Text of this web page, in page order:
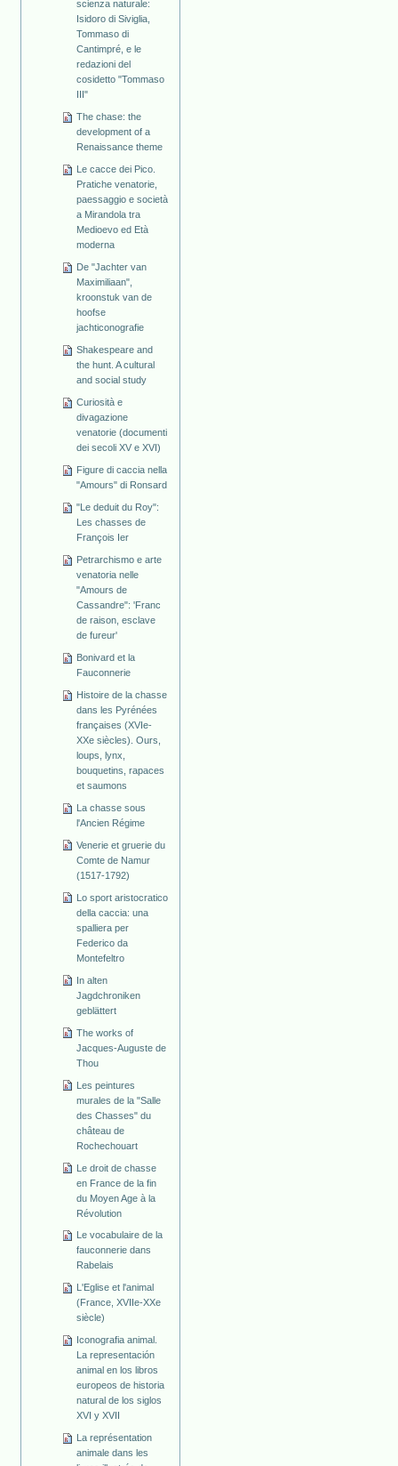
scienza naturale:
Isidoro di Siviglia,
Tommaso di
Cantimpré, e le
redazioni del
cosidetto "Tommaso
III"
The chase: the
development of a
Renaissance theme
Le cacce dei Pico.
Pratiche venatorie,
paessaggio e società
a Mirandola tra
Medioevo ed Età
moderna
De "Jachter van
Maximiliaan",
kroonstuk van de
hoofse
jachticonografie
Shakespeare and
the hunt. A cultural
and social study
Curiosità e
divagazione
venatorie (documenti
dei secoli XV e XVI)
Figure di caccia nella
"Amours" di Ronsard
"Le deduit du Roy":
Les chasses de
François Ier
Petrarchismo e arte
venatoria nelle
"Amours de
Cassandre": 'Franc
de raison, esclave
de fureur'
Bonivard et la
Fauconnerie
Histoire de la chasse
dans les Pyrénées
françaises (XVIe-
XXe siècles). Ours,
loups, lynx,
bouquetins, rapaces
et saumons
La chasse sous
l'Ancien Régime
Venerie et gruerie du
Comte de Namur
(1517-1792)
Lo sport aristocratico
della caccia: una
spalliera per
Federico da
Montefeltro
In alten
Jagdchroniken
geblättert
The works of
Jacques-Auguste de
Thou
Les peintures
murales de la "Salle
des Chasses" du
château de
Rochechouart
Le droit de chasse
en France de la fin
du Moyen Age à la
Révolution
Le vocabulaire de la
fauconnerie dans
Rabelais
L'Eglise et l'animal
(France, XVIIe-XXe
siècle)
Iconografia animal.
La representación
animal en los libros
europeos de historia
natural de los siglos
XVI y XVII
La représentation
animale dans les